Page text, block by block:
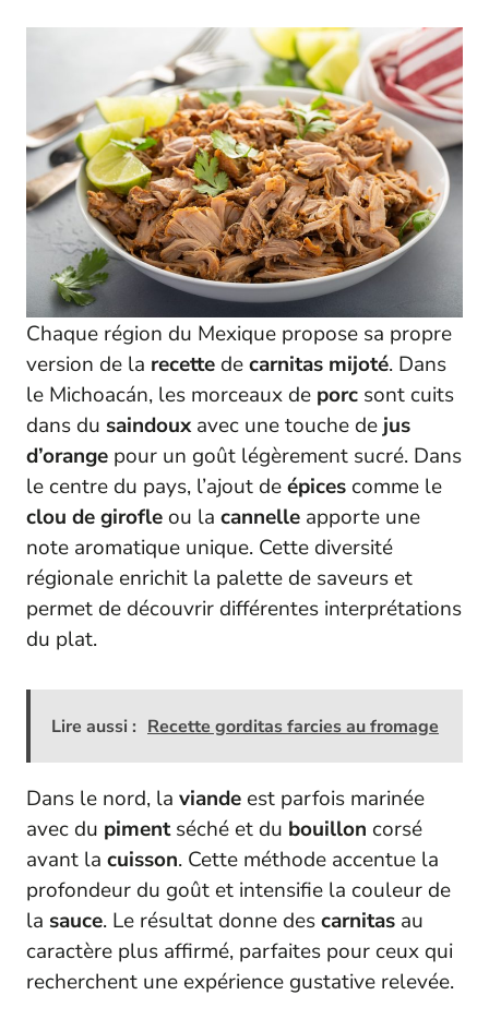
Chaque région du Mexique propose sa propre
version de la recette decarnitas mijoté. Dans
le Michoacán, les morceaux de porc sont cuits
dans du saindouxavec une touche de jus
d’orange pour un goût légèrement sucré. Dans
le centre du pays, l’ajout deépices comme le
clou de girofle ou la cannelle apporte une
note aromatique unique. Cette diversité
régionale enrichit la palette de saveurs et
permet de découvrir différentes interprétations
du plat.
Lire aussi : Recette gorditas farcies au fromage
Dans le nord, la viande est parfois marinée
avec du pimentséché et du bouillon corsé
avant la cuisson. Cette méthode accentue la
profondeur du goût et intensifie la couleur de
la sauce. Le résultat donne descarnitas au
caractère plus affirmé, parfaites pour ceux qui
recherchent une expérience gustative relevée.